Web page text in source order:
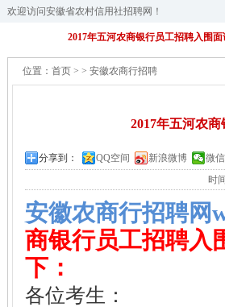
欢迎访问安徽省农村信用社招聘网！
2017年五河农商银行员工招聘入围
位置： 首页 > > 安徽农商行招聘
2017年五河农
分享到： QQ空间 新浪微博 微信
时间
安徽农商行招聘网
商银行员工招聘入
下：
各位考生：